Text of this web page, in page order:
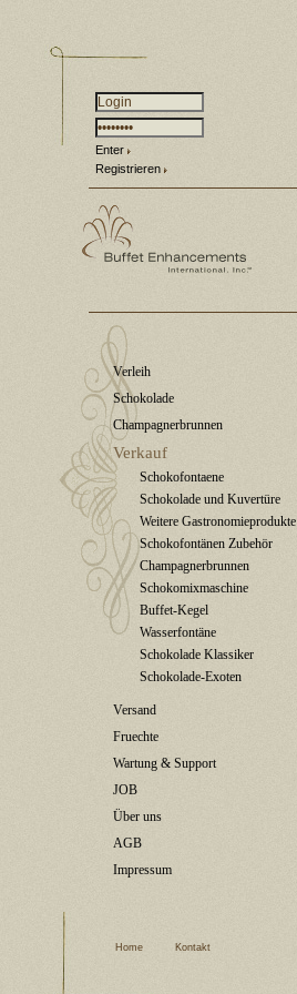
Enter
Registrieren
Verleih
Schokolade
Champagnerbrunnen
Verkauf
Schokofontaene
Schokolade und Kuvertüre
Weitere Gastronomieprodukte
Schokofontänen Zubehör
Champagnerbrunnen
Schokomixmaschine
Buffet-Kegel
Wasserfontäne
Schokolade Klassiker
Schokolade-Exoten
Versand
Fruechte
Wartung & Support
JOB
Über uns
AGB
Impressum
Home Kontakt